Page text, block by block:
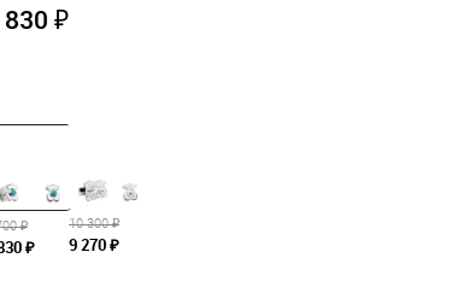
₽
₽
₽
10 300 ₽
9 270 ₽